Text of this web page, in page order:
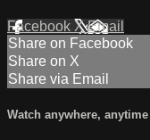
Facebook XEmail
Share on Facebook
Share on X
Share via Email
Watch anywhere, anytime